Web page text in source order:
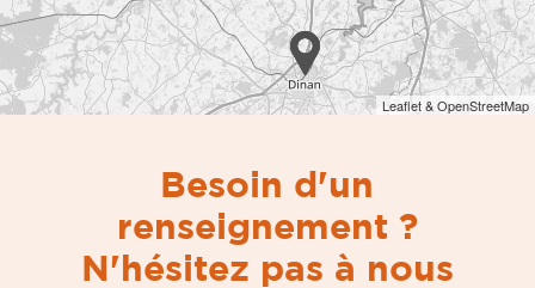
Besoin d'un
renseignement ?
N'hésitez pas à nous
Leaflet & OpenStreetMap